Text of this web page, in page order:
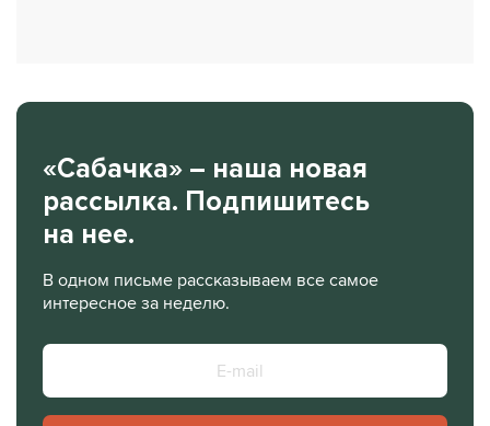
«Сабачка» – наша новая
рассылка. Подпишитесь
на нее.
В одном письме рассказываем все самое
интересное за неделю.